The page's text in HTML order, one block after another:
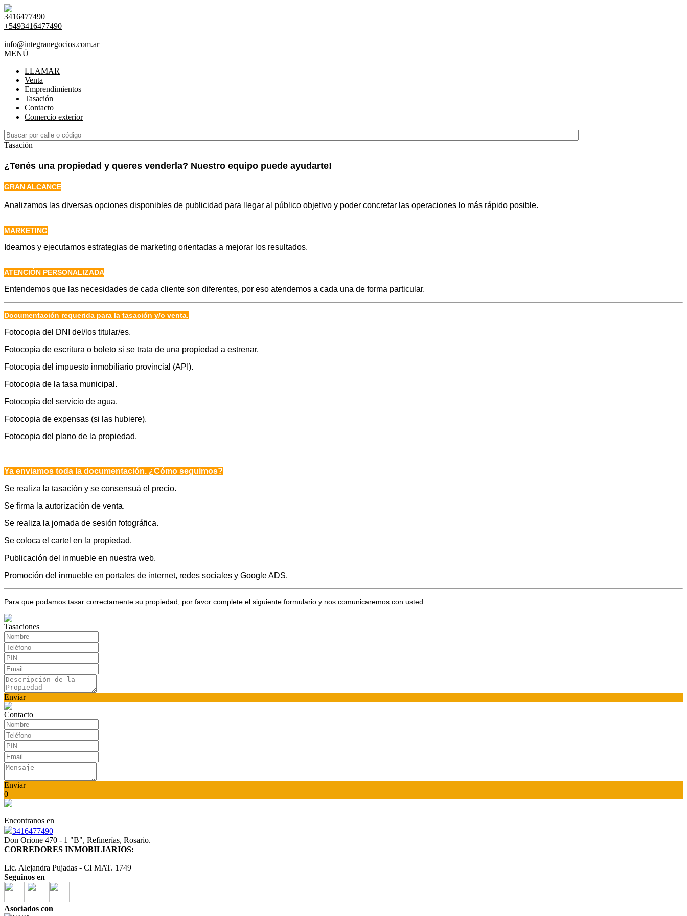
3416477490
+5493416477490
|
info@integranegocios.com.ar
MENÚ
LLAMAR
Venta
Emprendimientos
Tasación
Contacto
Comercio exterior
Tasación
¿Tenés una propiedad y queres venderla? Nuestro equipo puede ayudarte!
GRAN ALCANCE
Analizamos las diversas opciones disponibles de publicidad para llegar al público objetivo y poder concretar las operaciones lo más rápido posible.
MARKETING
Ideamos y ejecutamos estrategias de marketing orientadas a mejorar los resultados.
ATENCIÓN PERSONALIZADA
Entendemos que las necesidades de cada cliente son diferentes, por eso atendemos a cada una de forma particular.
Documentación requerida para la tasación y/o venta.
Fotocopia del DNI del/los titular/es.
Fotocopia de escritura o boleto si se trata de una propiedad a estrenar.
Fotocopia del impuesto inmobiliario provincial (API).
Fotocopia de la tasa municipal.
Fotocopia del servicio de agua.
Fotocopia de expensas (si las hubiere).
Fotocopia del plano de la propiedad.
Ya enviamos toda la documentación. ¿Cómo seguimos?
Se realiza la tasación y se consensuá el precio.
Se firma la autorización de venta.
Se realiza la jornada de sesión fotográfica.
Se coloca el cartel en la propiedad.
Publicación del inmueble en nuestra web.
Promoción del inmueble en portales de internet, redes sociales y Google ADS.
Para que podamos tasar correctamente su propiedad, por favor complete el siguiente formulario y nos comunicaremos con usted.
Tasaciones
Enviar
Contacto
Enviar
0
Encontranos en
3416477490
Don Orione 470 - 1 "B", Refinerías, Rosario.
CORREDORES INMOBILIARIOS:
Lic. Alejandra Pujadas - CI MAT. 1749
Seguinos en
Asociados con